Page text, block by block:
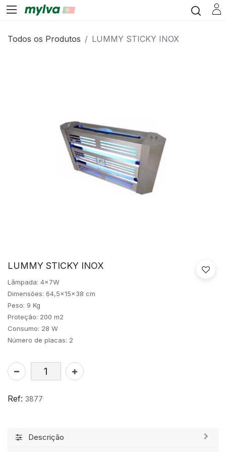
Todos os Produtos LUMMY STICKY INOX
LUMMY STICKY INOX
Lâmpada: 4x7W
Dimensões: 64,5x15x38 cm
Peso: 9 Kg
Proteção: 200 m2
Consumo: 28 W
Número de placas: 2
Ref: 3877
Descrição